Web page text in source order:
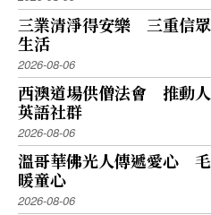
三業清淨得安樂 三重信
生活
2026-08-06
西澳道場供僧法會 推動
英語社群
2026-08-06
溫哥華佛光人傳遞愛心
暖童心
2026-08-06